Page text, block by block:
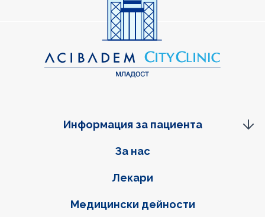
Фуутер навигация
За нас
Лекари
Медицински дейности
Информация за пациента